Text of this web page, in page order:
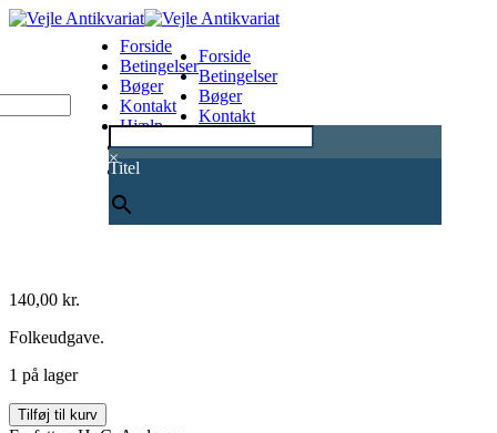
×
Titel
Forside
Betingelser
Bøger
Kontakt
Hjælp
0
Forside
Betingelser
Bøger
Kontakt
140,00 kr.
Folkeudgave.
1 på lager
Eventyr
Tilføj til kurv